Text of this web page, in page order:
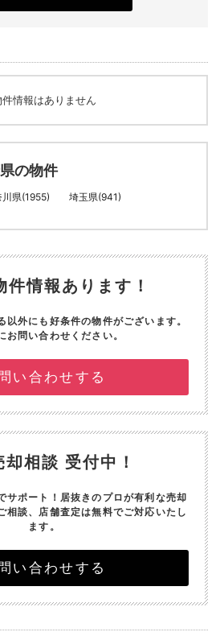
情報はありません
の物件
川県(1955) 埼玉県(941)
件情報あります！
以外にも好条件の物件がございます。
お問い合わせください。
い合わせする
却相談 受付中！
サポート！ 居抜きのプロが有利な売却
相談、店舗査定は無料でご対応いたし
ます。
い合わせする